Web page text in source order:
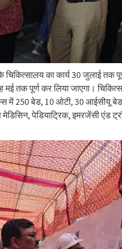
चिकित्सालय का कार्य 30 जुलाई तक
मई तक पूर्ण कर लिया जाएगा।
में 250 बेड, 10 ओटी, 30 आईसीयू
पेडियाट्रिक, इमरजेंसी एंड